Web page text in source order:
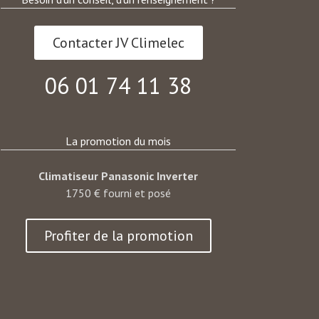
Contacter JV Climelec
06 01 74 11 38
La promotion du mois
Climatiseur Panasonic Inverter
1750 € fourni et posé
Profiter de la promotion